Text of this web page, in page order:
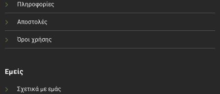
Πληροφορίες
Αποστολές
Όροι χρήσης
Εμείς
Σχετικά με εμάς